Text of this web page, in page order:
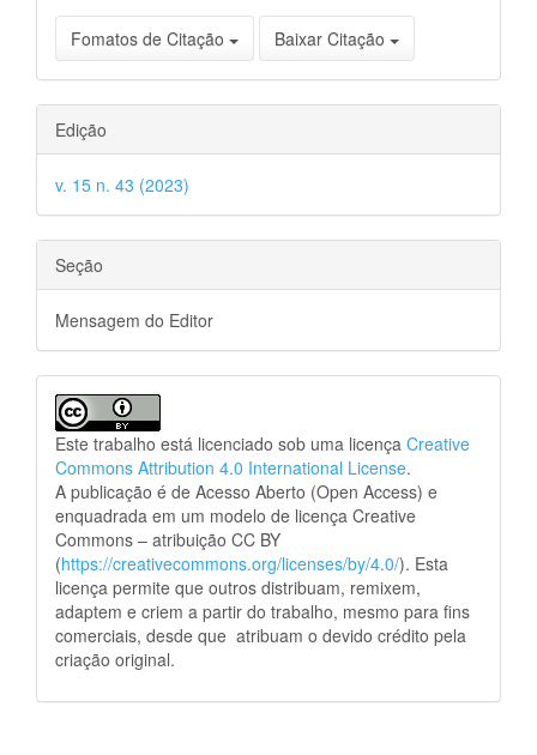
Fomatos de Citação Baixar Citação
Edição
v. 15 n. 43 (2023)
Seção
Mensagem do Editor
Este trabalho está licenciado sob uma licença Creative
Commons Attribution 4.0 International License.
A publicação é de Acesso Aberto (Open Access) e
enquadrada em um modelo de licença Creative
Commons – atribuição CC BY
(https://creativecommons.org/licenses/by/4.0/). Esta
licença permite que outros distribuam, remixem,
adaptem e criem a partir do trabalho, mesmo para fins
comerciais, desde que atribuam o devido crédito pela
criação original.